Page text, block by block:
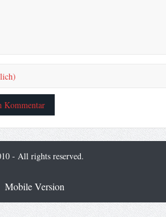
- All rights reserved.
Mobile Version